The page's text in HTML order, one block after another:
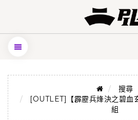
搜尋
[OUTLET]【霹靂兵烽決之碧
組